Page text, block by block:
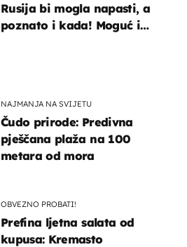
Rusija bi mogla napasti, a
poznato i kada! Moguć i
NAJMANJA NA SVIJETU
Čudo prirode: Predivna
pješčana plaža na 100
metara od mora
OBVEZNO PROBATI!
Prefina ljetna salata od
kupusa: Kremasto